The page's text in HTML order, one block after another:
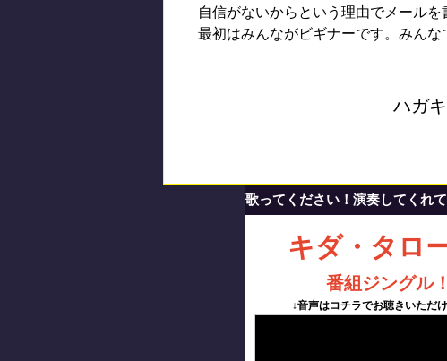
自信がないからという理由でメール
最初はみんながビギナーです。みんな
ハガ
歌ってください！演奏してくれ
キダ・タロ
番組ジングル！
↓音声はコチラでお聴きいただ